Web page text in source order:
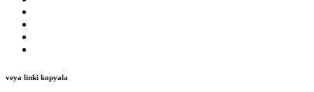
veya linki kopyala